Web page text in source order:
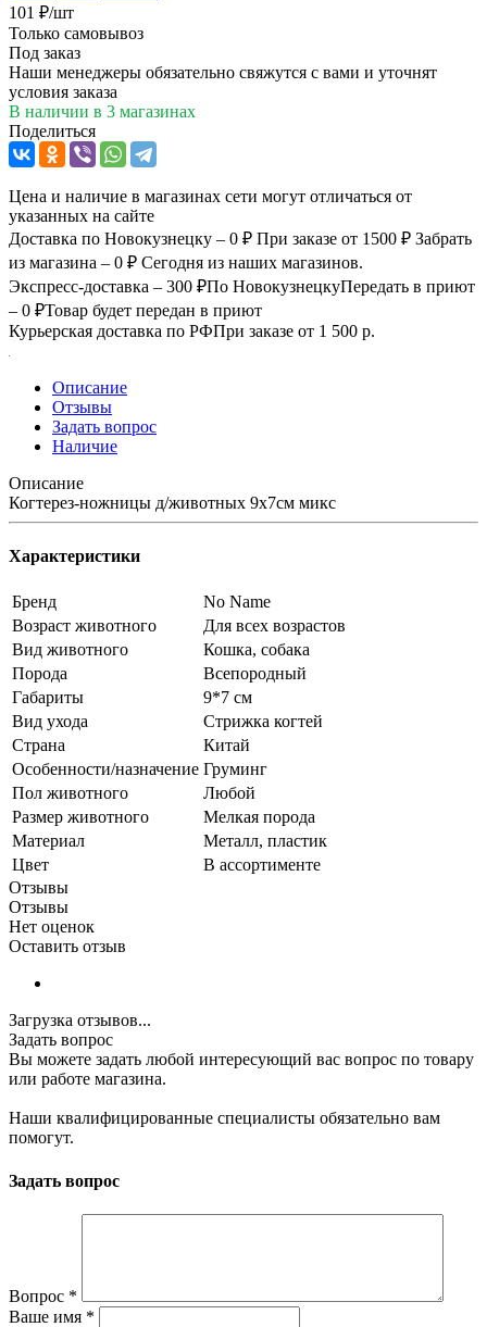
101 ₽/шт
Только самовывоз
Под заказ
Наши менеджеры обязательно свяжутся с вами и уточнят
условия заказа
В наличии в 3 магазинах
Поделиться
Цена и наличие в магазинах сети могут отличаться от
указанных на сайте
Доставка по Новокузнецку – 0 ₽ При заказе от 1500 ₽ Забрать
из магазина – 0 ₽ Сегодня из наших магазинов.
Экспресс-доставка – 300 ₽По НовокузнецкуПередать в приют
– 0 ₽Товар будет передан в приют
Курьерская доставка по РФПри заказе от 1 500 р.
Описание
Отзывы
Задать вопрос
Наличие
Описание
Когтерез-ножницы д/животных 9х7см микс
Характеристики
Бренд
No Name
Возраст животного
Для всех возрастов
Вид животного
Кошка, собака
Порода
Всепородный
Габариты
9*7 см
Вид ухода
Стрижка когтей
Страна
Китай
Особенности/назначение Груминг
Пол животного
Любой
Размер животного
Мелкая порода
Материал
Металл, пластик
Цвет
В ассортименте
Отзывы
Отзывы
Нет оценок
Оставить отзыв
Загрузка отзывов...
Задать вопрос
Вы можете задать любой интересующий вас вопрос по товару
или работе магазина.
Наши квалифицированные специалисты обязательно вам
помогут.
Задать вопрос
Вопрос *
Ваше имя *